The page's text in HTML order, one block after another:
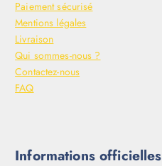
Paiement sécurisé
Mentions légales
Livraison
Qui sommes-nous ?
Contactez-nous
FAQ
Informations officielles